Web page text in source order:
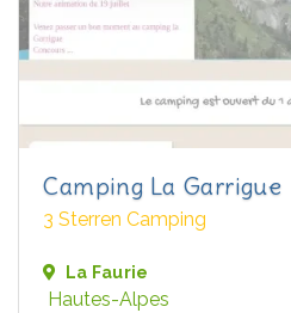
Camping La Garrigue
3 Sterren Camping
La Faurie
Hautes-Alpes